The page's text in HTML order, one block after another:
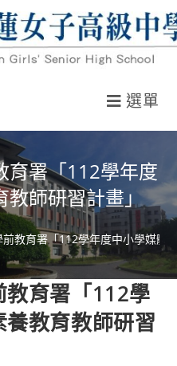
選單
育署「112學年度
教師研習計畫」
教育署「112學年度中小學媒體
育署「112學
教育教師研習